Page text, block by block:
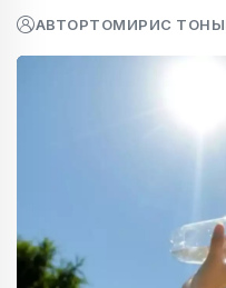
АВТОРТОМИРИС